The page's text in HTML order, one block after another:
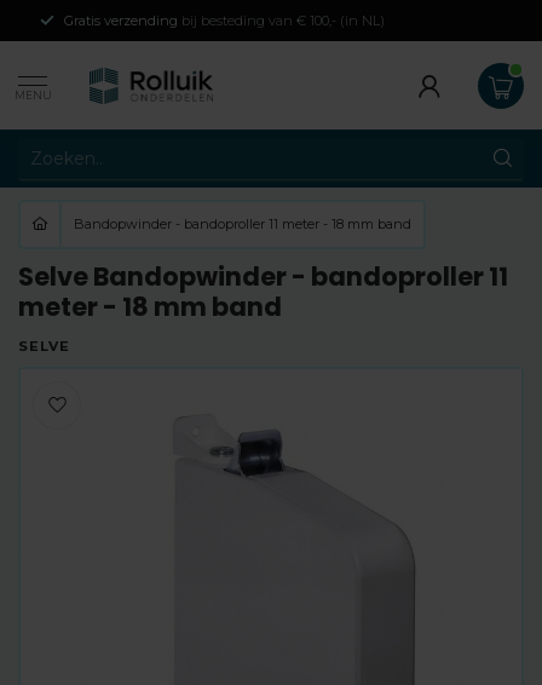
Gratis verzending bij besteding van € 100,- (in NL)
MENU
Bandopwinder - bandoproller 11 meter - 18 mm band
Selve Bandopwinder - bandoproller 11
meter - 18 mm band
SELVE